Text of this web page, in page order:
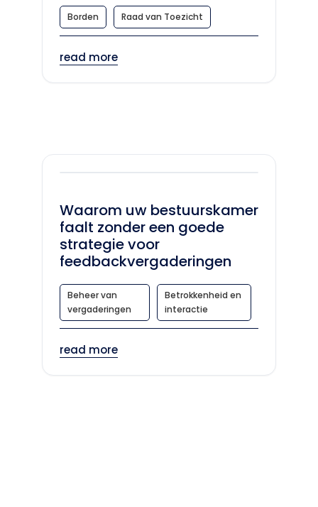
Borden Raad van Toezicht
read more
Waarom uw bestuurskamer
faalt zonder een goede
strategie voor
feedbackvergaderingen
Beheer van
vergaderingen
Betrokkenheid en
interactie
read more